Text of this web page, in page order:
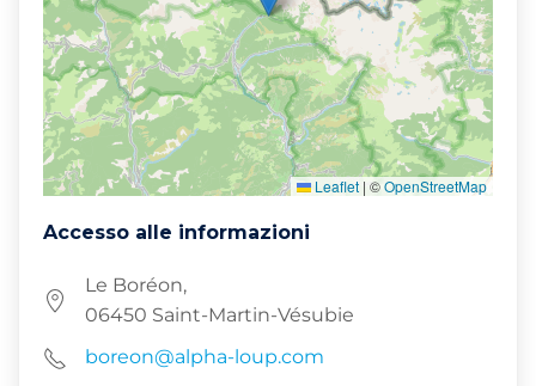
Leaflet | ©OpenStreetMap
Accesso alle informazioni
Le Boréon,
06450 Saint-Martin-Vésubie
boreon@alpha-loup.com